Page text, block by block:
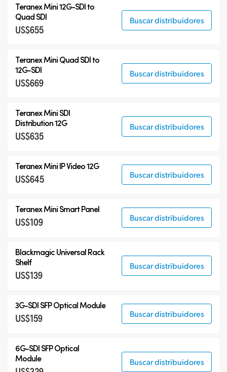
Teranex Mini12G-SDIto
Quad SDI
US$655
Buscar distribuidores
Teranex Mini Quad SDI to
12G-SDI
US$669
Buscar distribuidores
Teranex Mini SDI
Distribution 12G
US$635
Buscar distribuidores
Teranex Mini IP Video 12G
US$645 Buscar distribuidores
Teranex Mini Smart Panel
US$109 Buscar distribuidores
Blackmagic Universal Rack
Shelf
US$139
Buscar distribuidores
3G-SDI SFP Optical Module
US$159 Buscar distribuidores
6G-SDI SFP Optical
Module
Buscar distribuidores